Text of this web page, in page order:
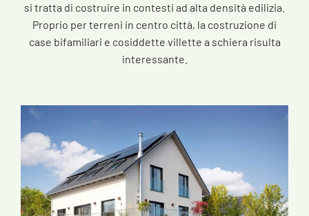
si tratta di costruire in contesti ad alta densità edilizia.
Proprio per terreni in centro città, la costruzione di
case bifamiliari e cosiddette villette a schiera risulta
interessante.